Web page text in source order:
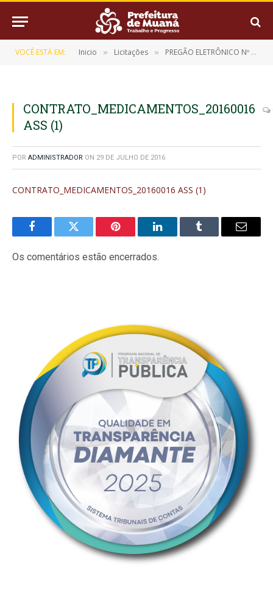
VOCÊ ESTÁ EM: Inicio » Licitações » PREGÃO ELETRÔNICO Nº 9/2016-032301
CONTRATO_MEDICAMENTOS_20160016
ASS (1)
POR ADMINISTRADOR ON 29 DE JULHO DE 2016
CONTRATO_MEDICAMENTOS_20160016 ASS (1)
FacebookTwitter Pinterest LinkedInTumblr
E-
Os comentários estão encerrados.